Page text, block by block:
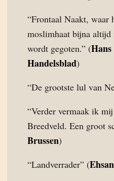
“Frontaal Naakt, waar
moslimhaat bijna
wordt gegoten.” (
Handelsblad)
“De grootste lul van
“Verder vermaak ik
Breedveld. Een groot
Brussen)
“Landverrader” (